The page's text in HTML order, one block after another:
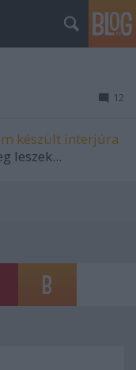
12
készült interjúra
leszek...